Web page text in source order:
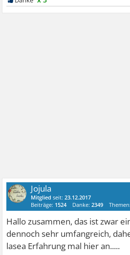
Jojula
Mitglied seit:23.12.2017
Beiträge: 1524 Danke:2349
Hallo zusammen, das ist zwar
dennoch sehr umfangreich,
lasea Erfahrung mal hier an.....